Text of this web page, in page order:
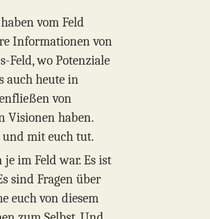
vom Feld
Informationen von
Feld, wo Potenziale
auch heute in
von
Visionen haben.
und mit euch tut.
im Feld war. Es ist
sind Fragen über
euch von diesem